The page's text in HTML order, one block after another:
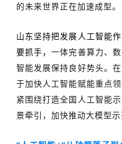
的未来世界正在加速成型。
山东坚持把发展人工智能
要抓手，一体完善算力、
智能发展保持良好势头。
于加快人工智能赋能重点
紧围绕打造全国人工智能
景牵引，加快推动大模型示